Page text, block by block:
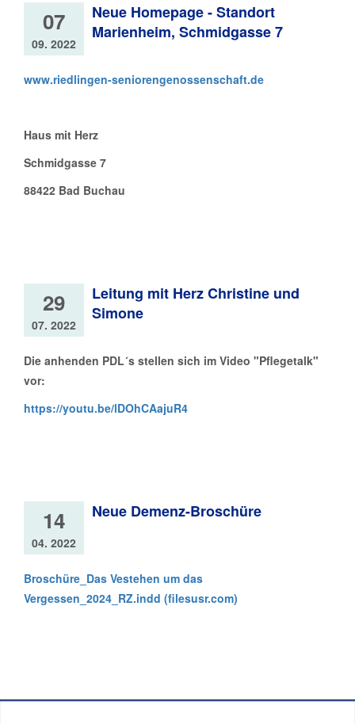
07
09. 2022
Neue Homepage - Standort
Marienheim, Schmidgasse 7
www.riedlingen-seniorengenossenschaft.de
Haus mit Herz
Schmidgasse 7
88422 Bad Buchau
29
07. 2022
Leitung mit Herz Christine und
Simone
Die anhenden PDL´s stellen sich im Video "Pflegetalk"
vor:
https://youtu.be/lDOhCAajuR4
14
04. 2022
Neue Demenz-Broschüre
Broschüre_Das Vestehen um das
Vergessen_2024_RZ.indd (filesusr.com)